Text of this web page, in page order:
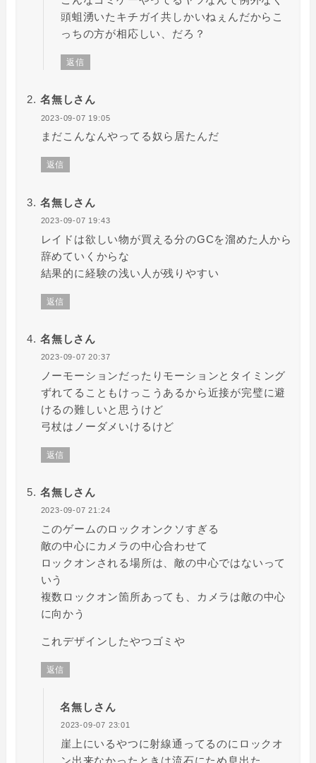
頭蛆湧いたキチガイ共しかいねぇんだからこ
っちの方が相応しい、だろ？
返信
名無しさん
2023-09-07 19:05
まだこんなんやってる奴ら居たんだ
返信
名無しさん
2023-09-07 19:43
レイドは欲しい物が買える分のGCを溜めた人から
辞めていくからな
結果的に経験の浅い人が残りやすい
返信
名無しさん
2023-09-07 20:37
ノーモーションだったりモーションとタイミング
ずれてることもけっこうあるから近接が完璧に避
けるの難しいと思うけど
弓杖はノーダメいけるけど
返信
名無しさん
2023-09-07 21:24
このゲームのロックオンクソすぎる
敵の中心にカメラの中心合わせて
ロックオンされる場所は、敵の中心ではないって
いう
複数ロックオン箇所あっても、カメラは敵の中心
に向かう
これデザインしたやつゴミや
返信
名無しさん
2023-09-07 23:01
崖上にいるやつに射線通ってるのにロックオ
ン出来なかったときは流石にため息出た